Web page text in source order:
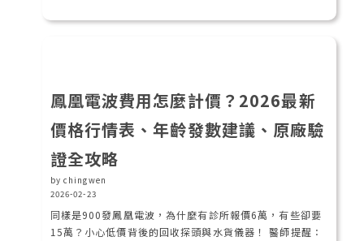
鳳凰電波費用怎麼計價？2026最新
價格行情表、年齡發數建議、原廠驗
證全攻略
by chingwen
2026-02-23
同樣是900發鳳凰電波，為什麼有診所報價6萬，有些卻要
15萬？小心低價背後的回收探頭與水貨儀器！ 醫師提醒：